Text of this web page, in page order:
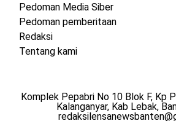
Pedoman Media Siber
Pedoman pemberitaan
Redaksi
Tentang kami
Komplek Pepabri No 10 Blok F, Kp
Kalanganyar, Kab Lebak,